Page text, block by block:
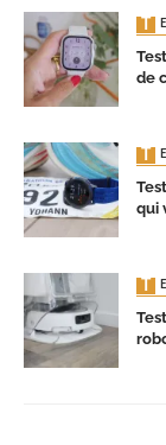
de
qui